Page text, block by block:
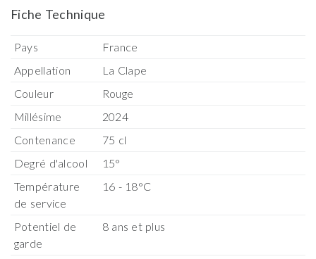
Fiche Technique
Pays
France
Appellation
La Clape
Couleur
Rouge
Millésime
2024
Contenance
75 cl
Degré d'alcool
15°
Température
de service
16 - 18°C
Potentiel de
garde
8 ans et plus